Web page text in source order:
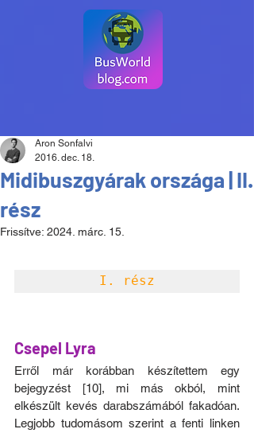
Midibuszgyárak országa | II.
rész
Aron Sonfalvi
2016. dec. 18.
Frissítve: 2024. márc. 15.
I. rész
Csepel Lyra
Erről már korábban készítettem egy
bejegyzést [10], mi más okból, mint
elkészült kevés darabszámából fakadóan.
Legjobb tudomásom szerint a fenti linken